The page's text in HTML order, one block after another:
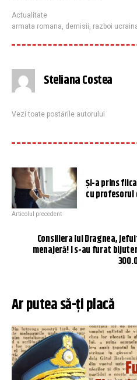
Actualitate
armata romana, demisii, razboi
Steliana Costea
Vezi toate postările autorului
Și-a prins
cu
Articolul precedent
Consiliera lui Dragnea,
menajeră! I s-au furat
Ar putea să-ți placă